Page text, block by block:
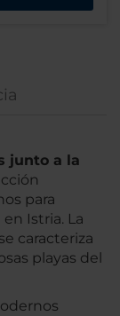
junto a la
para
Istria. La
caracteriza
playas del